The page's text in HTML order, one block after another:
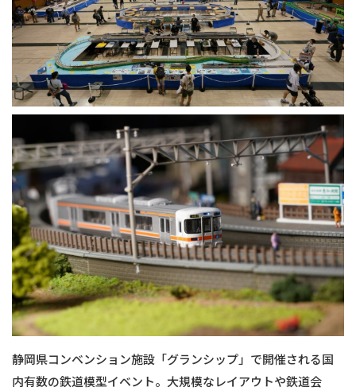
静岡県コンベンション施設「グランシップ」で開催される国
内有数の鉄道模型イベント。大規模なレイアウトや鉄道会